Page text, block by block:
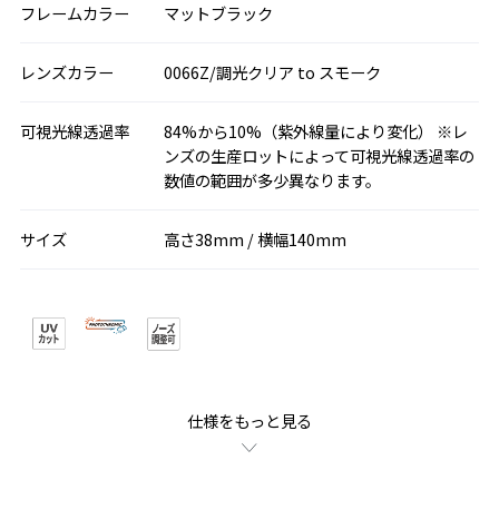
フレームカラー マットブラック
レンズカラー 0066Z/調光クリア to スモーク
可視光線透過率
84%から10%（紫外線量により変化） ※レ
ンズの生産ロットによって可視光線透過率の
数値の範囲が多少異なります。
サイズ 高さ38mm / 横幅140mm
仕様をもっと見る